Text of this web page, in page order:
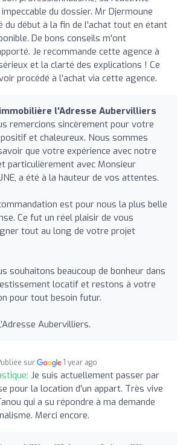
du dossier. Mr Djermoune
du début à la fin de l'achat tout en étant
De bons conseils m'ont
Je recommande cette agence à
et la clarté des explications ! Ce
procédé à l'achat via cette agence.
l'Adresse Aubervilliers
remercions sincèrement pour votre
et chaleureux. Nous sommes
que votre expérience avec notre
particulièrement avec Monsieur
a été à la hauteur de vos attentes.
est pour nous la plus belle
Ce fut un réel plaisir de vous
tout au long de votre projet
souhaitons beaucoup de bonheur dans
locatif et restons à votre
pour tout besoin futur.
Aubervilliers.
sur 1 year ago
Je suis actuellement passer par
pour la location d'un appart. Très vive
qui a su répondre à ma demande
Merci encore.